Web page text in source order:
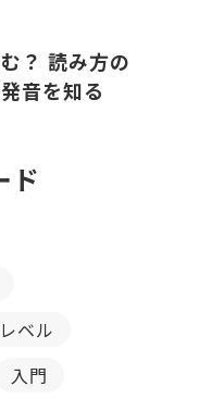
？ 読み方の
音を知る
ド
ベル
入門